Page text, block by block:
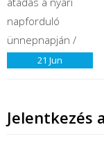
21 Jun
Jelentkezés